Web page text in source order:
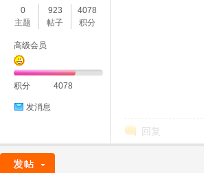
0
主题
923
帖子
4078
积分
高级会员
积分 4078
发消息
回复